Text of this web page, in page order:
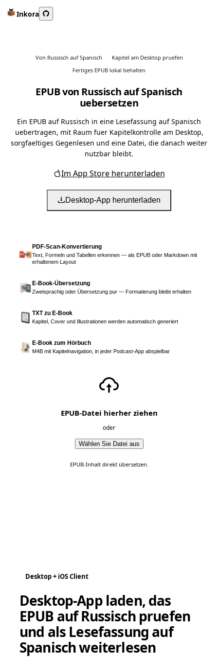
Inkora
Von Russisch auf Spanisch
Kapitel am Desktop pruefen
Fertiges EPUB lokal behalten
EPUB von Russisch auf Spanisch
uebersetzen
Ein EPUB auf Russisch in eine Lesefassung auf Spanisch
uebertragen, mit Raum fuer Kapitelkontrolle am Desktop,
sorgfaeltiges Gegenlesen und eine Datei, die danach weiter
nutzbar bleibt.
Im App Store herunterladen
Desktop-App herunterladen
PDF-Scan-Konvertierung
Text, Formeln und Tabellen erkennen — als EPUB oder Markdown mit
erhaltenem Layout
E-Book-Übersetzung
Zweisprachig oder Übersetzung pur — Formatierung bleibt erhalten
TXT zu E-Book
Kapitel, Cover und Illustrationen werden automatisch generiert
E-Book zum Hörbuch
M4B mit Kapitelnavigation, in jeder Podcast-App abspielbar
EPUB-Datei hierher ziehen
oder
Wählen Sie Datei aus
EPUB-Inhalt direkt übersetzen.
Desktop + iOS Client
Desktop-App laden, das
EPUB auf Russisch pruefen
und als Lesefassung auf
Spanisch weiterlesen